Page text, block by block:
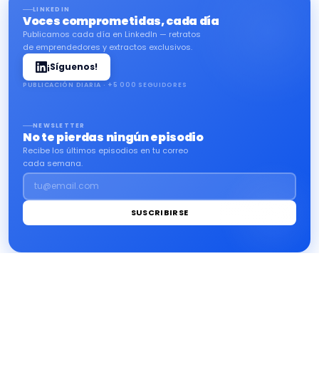
LINKEDIN
Voces comprometidas, cada día
Publicamos cada día en LinkedIn — retratos
de emprendedores y extractos exclusivos.
¡Síguenos!
PUBLICACIÓN DIARIA · +5 000 SEGUIDORES
NEWSLETTER
No te pierdas ningún episodio
Recibe los últimos episodios en tu correo
cada semana.
tu@email.com
SUSCRIBIRSE